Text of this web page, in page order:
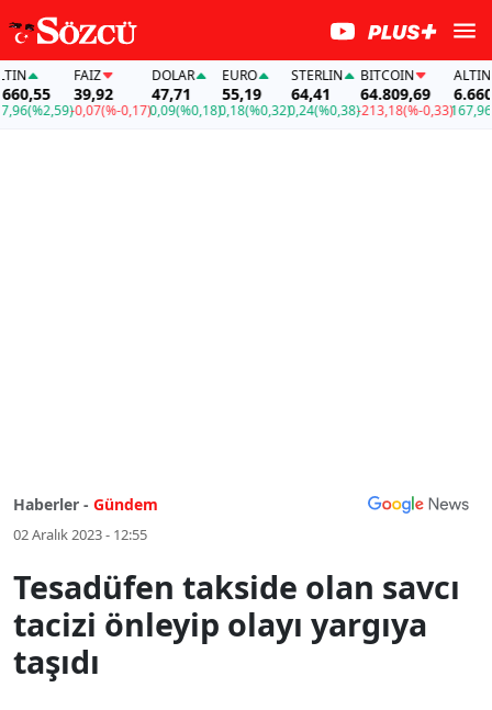
(%2,59)
FAİZ
39,92
-0,07(%-0,17)
DOLAR
47,71
0,09(%0,18)
EURO
55,19
0,18(%0,32)
STERLIN
64,41
0,24(%0,38)
BITCOIN
64.809,69
-213,18(%-0,33)
ALTIN
167,96
Haberler - Gündem
02 Aralık 2023 - 12:55
Tesadüfen takside olan savcı
tacizi önleyip olayı yargıya
taşıdı